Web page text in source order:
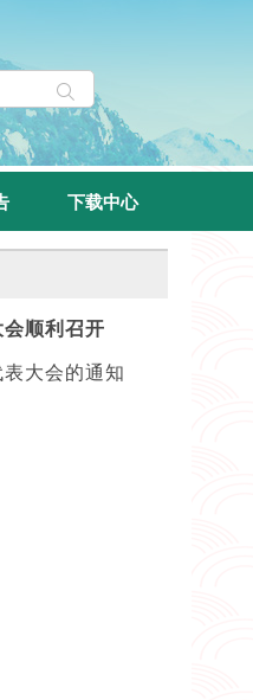
下载中心
顺利召开
大会的通知